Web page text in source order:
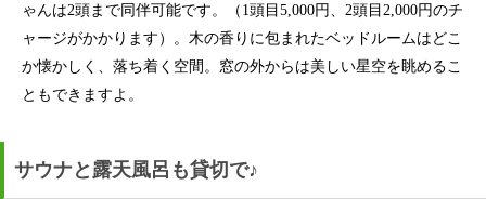
ゃんは2頭まで同伴可能です。（1頭目5,000円、2頭目2,000円のチ
ャージがかかります）。木の香りに包まれたベッドルームはどこ
か懐かしく、落ち着く空間。窓の外からは美しい星空を眺めるこ
ともできますよ。
サウナと露天風呂も貸切で♪